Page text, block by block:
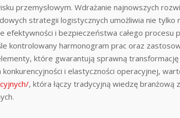
przemysłowym. Wdrażanie najnowszych
strategii logistycznych umożliwia nie
efektywności i bezpieczeństwa całego
kontrolowany harmonogram prac oraz
które gwarantują sprawną
konkurencyjności i elastyczności operacyjnej,
, która łączy tradycyjną wiedzę